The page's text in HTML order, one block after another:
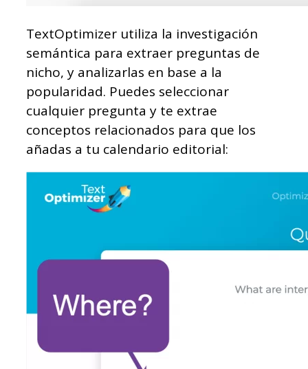
TextOptimizer utiliza la investigación
semántica para extraer preguntas de
nicho, y analizarlas en base a la
popularidad. Puedes seleccionar
cualquier pregunta y te extrae
conceptos relacionados para que los
añadas a tu calendario editorial: